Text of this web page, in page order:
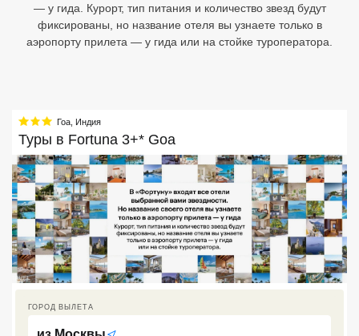
— у гида. Курорт, тип питания и количество звезд будут
фиксированы, но название отеля вы узнаете только в
аэропорту прилета — у гида или на стойке туроператора.
Гоа, Индия
Туры в Fortuna 3+* Goa
ГОРОД ВЫЛЕТА
Шри Ланка
Бали
Северный Гоа
Южный Гоа
Занзибар
Абхазия
Большой Сочи
Экскурсионные туры